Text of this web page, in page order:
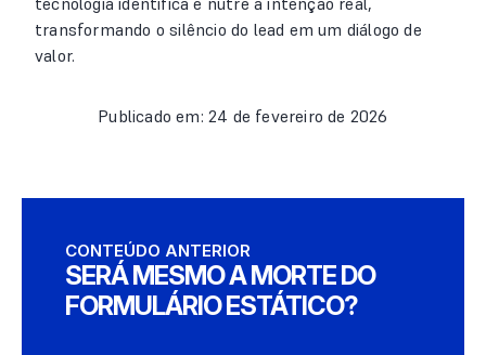
transformando o silêncio do lead em um diálogo de
valor.
Publicado em: 24 de fevereiro de 2026
CONTEÚDO ANTERIOR
SERÁ MESMO A MORTE DO
FORMULÁRIO ESTÁTICO?